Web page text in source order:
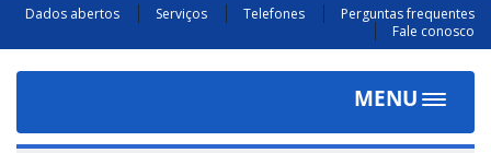
Dados abertos Serviços Telefones
Perguntas frequentes
Fale conosco
MENU
Toggle